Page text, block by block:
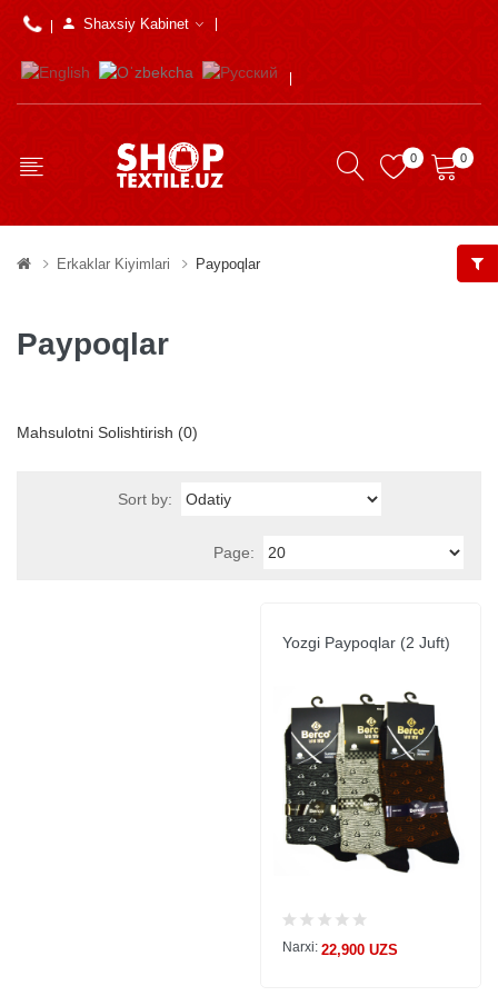
Shaxsiy Kabinet
0 0
Erkaklar Kiyimlari Paypoqlar
Paypoqlar
Mahsulotni Solishtirish (0)
Sort by:
Page:
Yozgi Paypoqlar (2 Juft)
Narxi: 22,900 UZS